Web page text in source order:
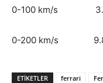
0-100 km/s
0-200 km/s 9.8
ETIKETLER ferrari